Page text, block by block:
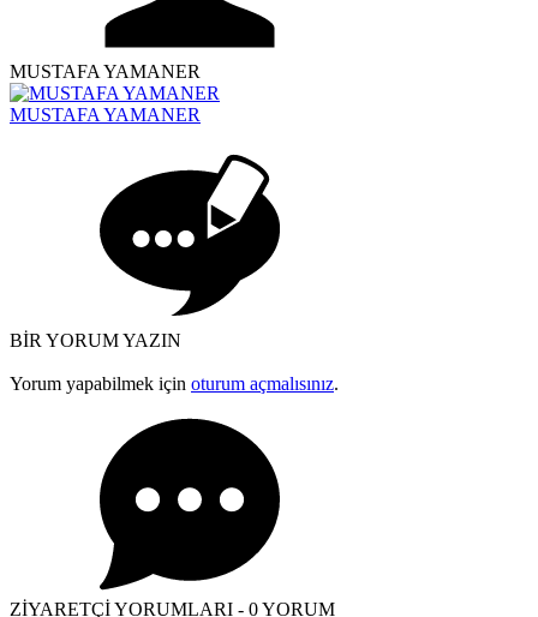
MUSTAFA YAMANER
MUSTAFA YAMANER
BİR YORUM YAZIN
Yorum yapabilmek için oturum açmalısınız.
ZİYARETÇİ YORUMLARI - 0 YORUM